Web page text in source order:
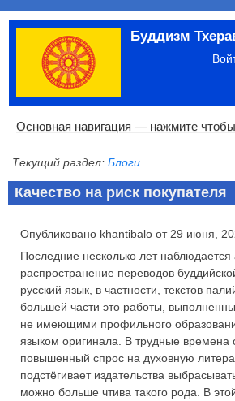
Перейти
основному
содержанию
Буддизм
Меню
учётной
записи
пользователя
Основная
Основная навигация — нажмите чтобы
Главная
Община
Палийский канон
Язык пали
Материалы по темам
Современная литература
Блоги
Ссылки
Поиск
Текущий раздел: Блоги
Качество на риск покупателя
Опубликовано khantibalo от 29 июня,
Последние несколько лет наблюдается
распространение переводов
русский язык, в частности, текстов
большей части это работы,
не имеющими профильного
языком оригинала. В трудные времена
повышенный спрос на духовную
подстёгивает издательства
можно больше чтива такого рода. В